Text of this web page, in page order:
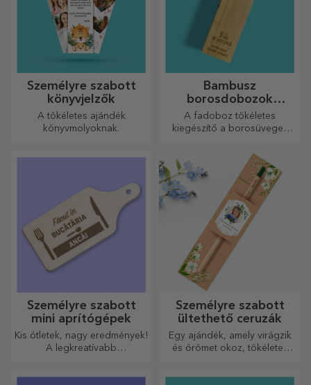
Személyre szabott
könyvjelzők
A tökéletes ajándék
könyvmolyoknak.
Bambusz
borosdobozok
kiegészítőkkel
A fadoboz tökéletes
kiegészítő a borosüvegek
Személyre szabott
mini aprítógépek
Kis ötletek, nagy eredmények!
A legkreatívabb
Személyre szabott
ültethető ceruzák
Egy ajándék, amely virágzik
és örömet okoz, tökéletes